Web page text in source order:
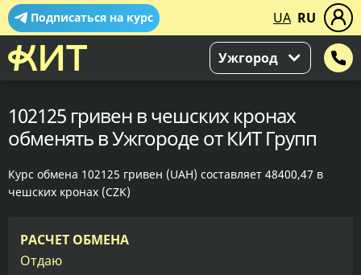
Подписаться на курс UA RU
Ужгород
102125 гривен в чешских кронах
обменять в Ужгороде от КИТ Групп
Курс обмена 102125 гривен (UAH) составляет 48400,47 в
чешских кронах (CZK)
РАСЧЕТ ОБМЕНА
Отдаю